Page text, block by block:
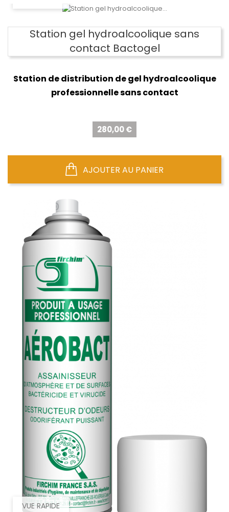
Station gel hydroalcoolique sans
contact Bactogel
Station de distribution de gel hydroalcoolique
professionnelle sans contact
280,00 €
AJOUTER AU PANIER
VUE RAPIDE